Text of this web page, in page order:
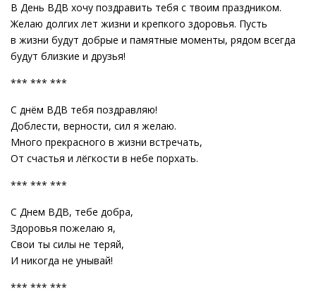
В День ВДВ хочу поздравить тебя с твоим праздником.
Желаю долгих лет жизни и крепкого здоровья. Пусть
в жизни будут добрые и памятные моменты, рядом всегда
будут близкие и друзья!
*** *** ***
С днём ВДВ тебя поздравляю!
Доблести, верности, сил я желаю.
Много прекрасного в жизни встречать,
От счастья и лёгкости в небе порхать.
*** *** ***
С Днем ВДВ, тебе добра,
Здоровья пожелаю я,
Свои ты силы не теряй,
И никогда не унывай!
*** *** ***